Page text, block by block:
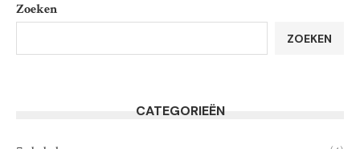
Zoeken
ZOEKEN
CATEGORIEËN